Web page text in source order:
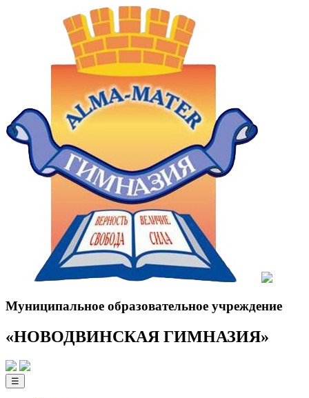
Муниципальное образовательное учреждение
«НОВОДВИНСКАЯ ГИМНАЗИЯ»
☰